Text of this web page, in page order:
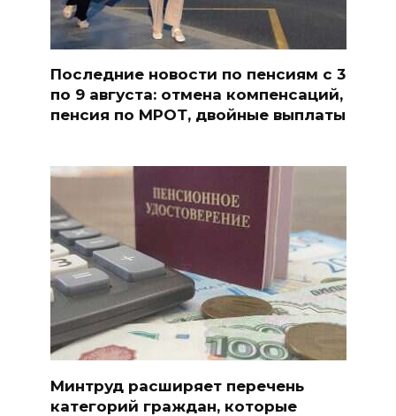
Последние новости по пенсиям с 3
по 9 августа: отмена компенсаций,
пенсия по МРОТ, двойные выплаты
Минтруд расширяет перечень
категорий граждан, которые